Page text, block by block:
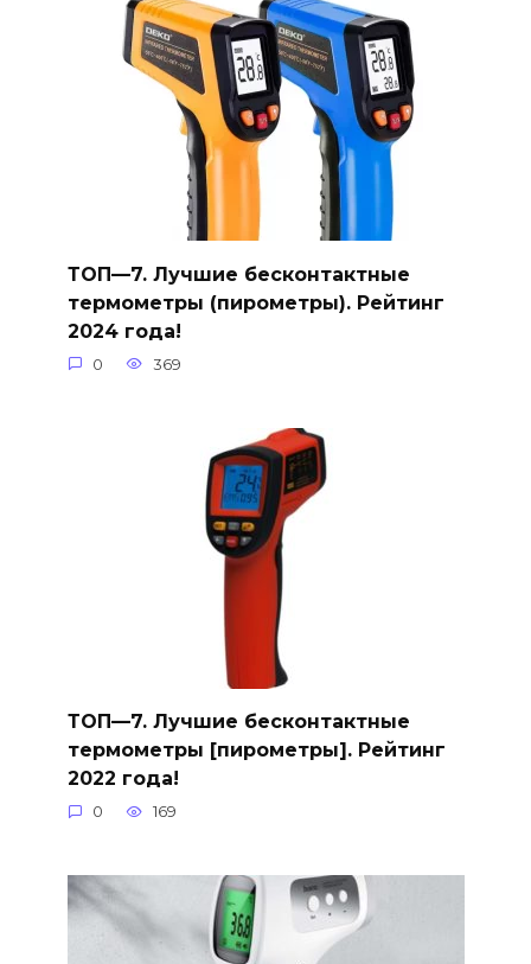
ТОП—7. Лучшие бесконтактные
термометры (пирометры). Рейтинг
2024 года!
0 369
ТОП—7. Лучшие бесконтактные
термометры [пирометры]. Рейтинг
2022 года!
0 169